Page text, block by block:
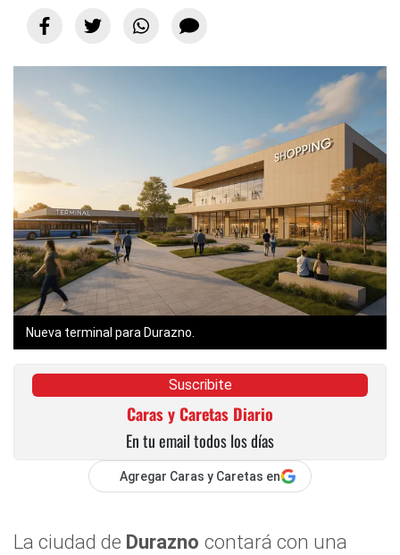
Nueva terminal para Durazno.
Suscribite
Caras y Caretas Diario
En tu email todos los días
Agregar Caras y Caretas en
La ciudad de Durazno contará con una